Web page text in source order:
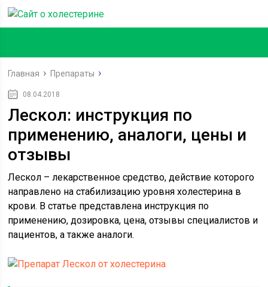
Главная Препараты
08.04.2018
Лескол: инструкция по
применению, аналоги, цены и
отзывы
Лескол – лекарственное средство, действие которого
направлено на стабилизацию уровня холестерина в
крови. В статье представлена инструкция по
применению, дозировка, цена, отзывы специалистов и
пациентов, а также аналоги.